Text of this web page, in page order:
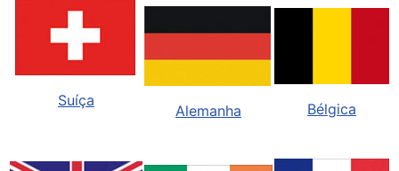
Suíça
Alemanha Bélgica